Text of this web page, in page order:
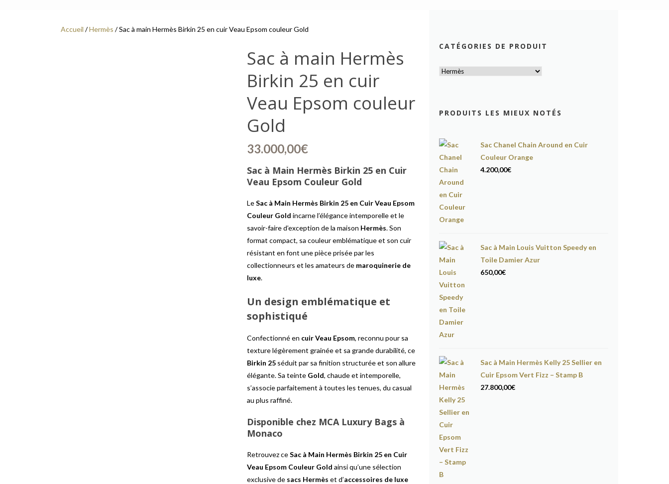
Accueil /Hermès / Sac à main Hermès Birkin 25 en cuir Veau Epsom couleur Gold
Sac à main Hermès
Birkin 25 en cuir
Veau Epsom couleur
Gold
33.000,00€
Sac à Main Hermès Birkin 25 en Cuir
Veau Epsom Couleur Gold
LeSac à Main Hermès Birkin 25 en Cuir Veau Epsom
Couleur Gold incarne l’élégance intemporelle et le
savoir-faire d’exception de la maison Hermès. Son
format compact, sa couleur emblématique et son cuir
résistant en font une pièce prisée par les
collectionneurs et les amateurs de maroquinerie de
luxe.
Un design emblématique et
sophistiqué
Confectionné en cuir Veau Epsom, reconnu pour sa
texture légèrement grainée et sa grande durabilité, ce
Birkin 25 séduit par sa finition structurée et son allure
élégante. Sa teinte Gold, chaude et intemporelle,
s’associe parfaitement à toutes les tenues, du casual
au plus raffiné.
Disponible chez MCA Luxury Bags à
Monaco
Retrouvez ceSac à Main Hermès Birkin 25 en Cuir
Veau Epsom Couleur Gold ainsi qu’une sélection
exclusive de sacs Hermès et d’accessoires de luxe
CATÉGORIES DE PRODUIT
PRODUITS LES MIEUX NOTÉS
Sac Chanel Chain Around en Cuir
Couleur Orange
4.200,00€
Sac à Main Louis Vuitton Speedy en
Toile Damier Azur
650,00€
Sac à Main Hermès Kelly 25 Sellier en
Cuir Epsom Vert Fizz – Stamp B
27.800,00€